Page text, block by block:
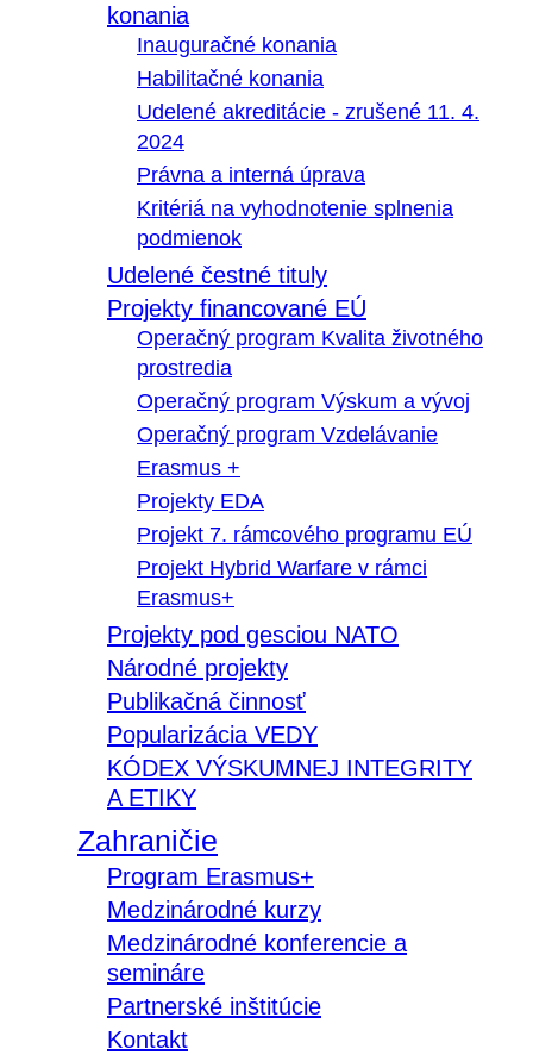
konania
Inauguračné konania
Habilitačné konania
Udelené akreditácie - zrušené 11. 4.
2024
Právna a interná úprava
Kritériá na vyhodnotenie splnenia
podmienok
Udelené čestné tituly
Projekty financované EÚ
Operačný program Kvalita životného
prostredia
Operačný program Výskum a vývoj
Operačný program Vzdelávanie
Erasmus +
Projekty EDA
Projekt 7. rámcového programu EÚ
Projekt Hybrid Warfare v rámci
Erasmus+
Projekty pod gesciou NATO
Národné projekty
Publikačná činnosť
Popularizácia VEDY
KÓDEX VÝSKUMNEJ INTEGRITY
A ETIKY
Zahraničie
Program Erasmus+
Medzinárodné kurzy
Medzinárodné konferencie a
semináre
Partnerské inštitúcie
Kontakt